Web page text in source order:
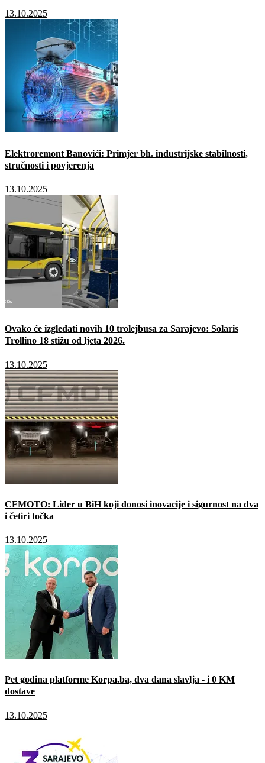
13.10.2025
Elektroremont Banovići: Primjer bh. industrijske stabilnosti,
stručnosti i povjerenja
13.10.2025
Ovako će izgledati novih 10 trolejbusa za Sarajevo: Solaris
Trollino 18 stižu od ljeta 2026.
13.10.2025
CFMOTO: Lider u BiH koji donosi inovacije i sigurnost na dva
i četiri točka
13.10.2025
Pet godina platforme Korpa.ba, dva dana slavlja - i 0 KM
dostave
13.10.2025